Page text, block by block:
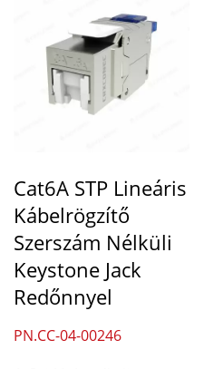
Cat6A STP Lineáris
Kábelrögzítő
Szerszám Nélküli
Keystone Jack
Redőnnyel
PN.CC-04-00246